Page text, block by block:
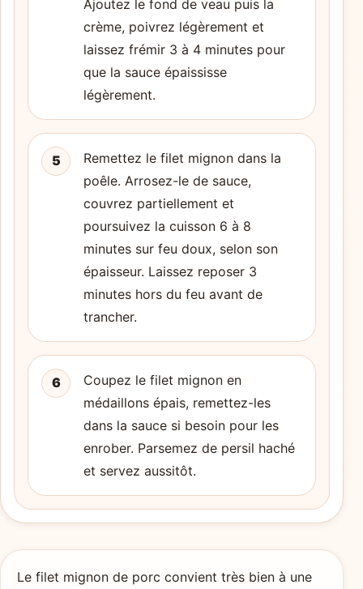
Ajoutez le fond de veau puis la
crème, poivrez légèrement et
laissez frémir 3 à 4 minutes pour
que la sauce épaississe
légèrement.
5
Remettez le filet mignon dans la
poêle. Arrosez-le de sauce,
couvrez partiellement et
poursuivez la cuisson 6 à 8
minutes sur feu doux, selon son
épaisseur. Laissez reposer 3
minutes hors du feu avant de
trancher.
6
Coupez le filet mignon en
médaillons épais, remettez-les
dans la sauce si besoin pour les
enrober. Parsemez de persil haché
et servez aussitôt.
Le filet mignon de porc convient très bien à une